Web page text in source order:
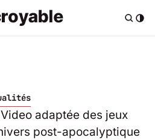
adaptée des jeux
post-apocalyptique